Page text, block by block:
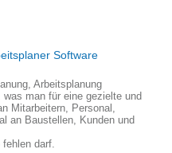
Software
Arbeitsplanung
man für eine gezielte und
Mitarbeitern, Personal,
an Baustellen, Kunden und
darf.